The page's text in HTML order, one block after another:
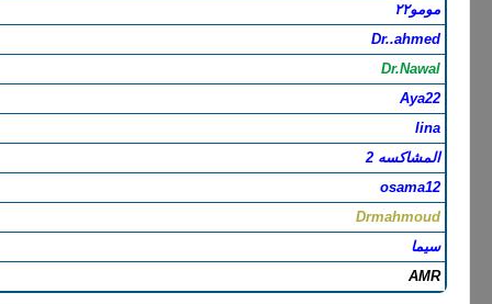
مومو٢٢
Dr..ahmed
Dr.Nawal
Aya22
lina
المشاكسه 2
osama12
Drmahmoud
سيما
AMR